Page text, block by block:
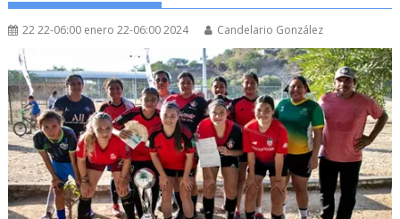
22 22-06:00 enero 22-06:00 2024 Candelario González